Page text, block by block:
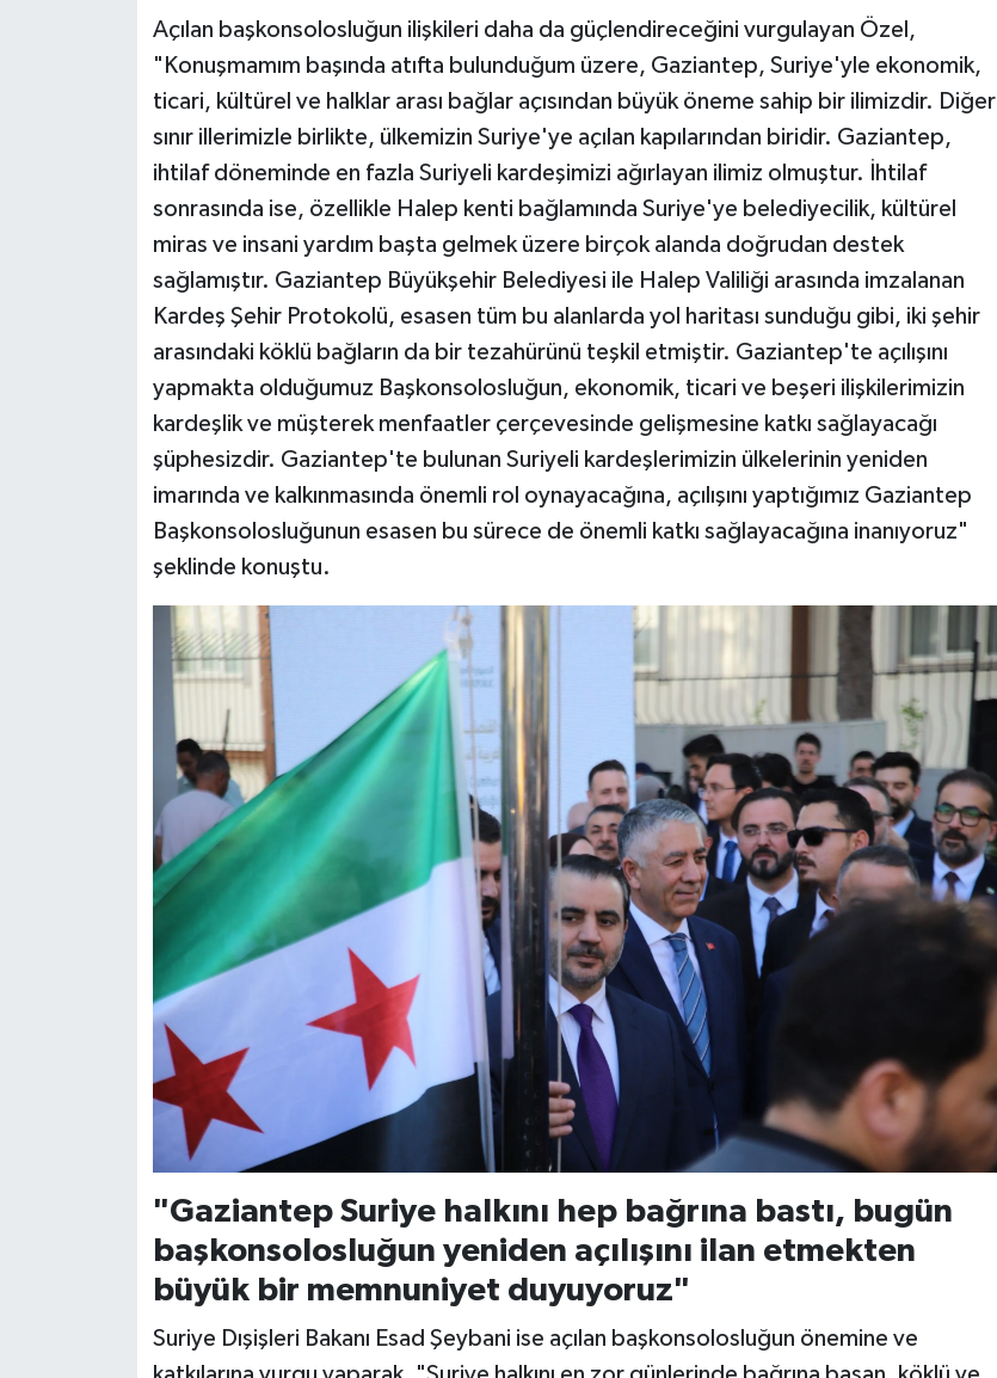
Açılan başkonsolosluğun ilişkileri daha da güçlendireceğini vurgulayan Özel,
"Konuşmamım başında atıfta bulunduğum üzere, Gaziantep, Suriye'yle ekonomik,
ticari, kültürel ve halklar arası bağlar açısından büyük öneme sahip bir ilimizdir. Diğer
sınır illerimizle birlikte, ülkemizin Suriye'ye açılan kapılarından biridir. Gaziantep,
ihtilaf döneminde en fazla Suriyeli kardeşimizi ağırlayan ilimiz olmuştur. İhtilaf
sonrasında ise, özellikle Halep kenti bağlamında Suriye'ye belediyecilik, kültürel
miras ve insani yardım başta gelmek üzere birçok alanda doğrudan destek
sağlamıştır. Gaziantep Büyükşehir Belediyesi ile Halep Valiliği arasında imzalanan
Kardeş Şehir Protokolü, esasen tüm bu alanlarda yol haritası sunduğu gibi, iki şehir
arasındaki köklü bağların da bir tezahürünü teşkil etmiştir. Gaziantep'te açılışını
yapmakta olduğumuz Başkonsolosluğun, ekonomik, ticari ve beşeri ilişkilerimizin
kardeşlik ve müşterek menfaatler çerçevesinde gelişmesine katkı sağlayacağı
şüphesizdir. Gaziantep'te bulunan Suriyeli kardeşlerimizin ülkelerinin yeniden
imarında ve kalkınmasında önemli rol oynayacağına, açılışını yaptığımız Gaziantep
Başkonsolosluğunun esasen bu sürece de önemli katkı sağlayacağına inanıyoruz"
şeklinde konuştu.
"Gaziantep Suriye halkını hep bağrına bastı, bugün
başkonsolosluğun yeniden açılışını ilan etmekten
büyük bir memnuniyet duyuyoruz"
Suriye Dışişleri Bakanı Esad Şeybani ise açılan başkonsolosluğun önemine ve